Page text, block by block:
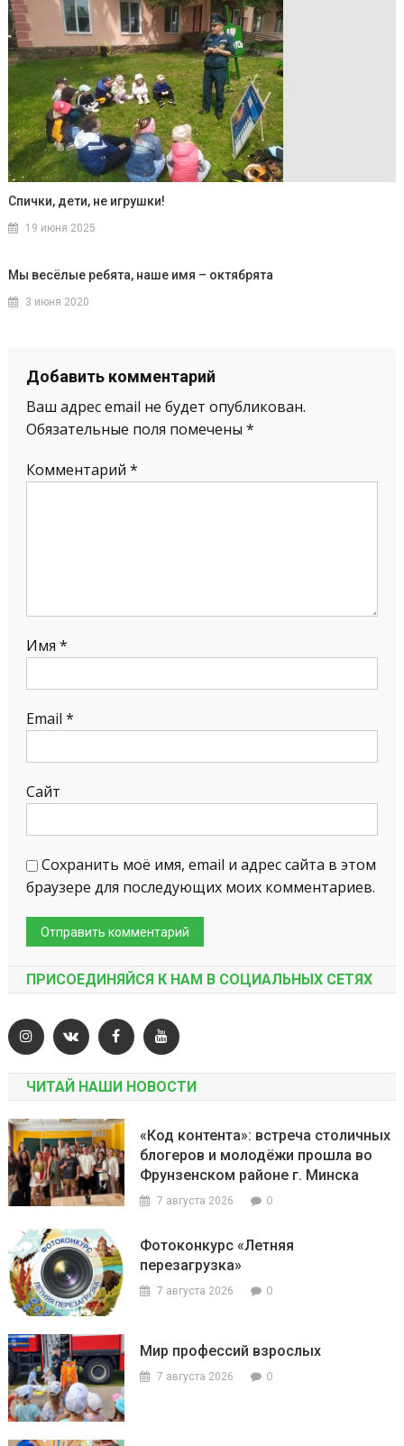
Спички, дети, не игрушки!
19 июня 2025
Мы весёлые ребята, наше имя – октябрята
3 июня 2020
Добавить комментарий
Ваш адрес email не будет опубликован.
Обязательные поля помечены *
Комментарий *
Имя *
Email *
Сайт
Сохранить моё имя, email и адрес сайта в этом
браузере для последующих моих комментариев.
ПРИСОЕДИНЯЙСЯ К НАМ В СОЦИАЛЬНЫХ СЕТЯХ
ЧИТАЙ НАШИ НОВОСТИ
«Код контента»: встреча столичных
блогеров и молодёжи прошла во
Фрунзенском районе г. Минска
7 августа 2026 0
Фотоконкурс «Летняя
перезагрузка»
7 августа 2026 0
Мир профессий взрослых
7 августа 2026 0